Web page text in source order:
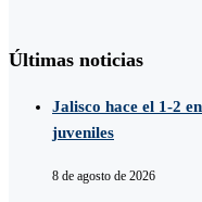
Últimas noticias
Jalisco hace el 1-2
juveniles
8 de agosto de 2026